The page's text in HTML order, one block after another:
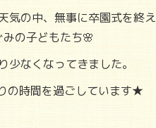
気の中、無事に卒園式を終え
みの子どもたち🌸
少なくなってきました。
の時間を過ごしています★